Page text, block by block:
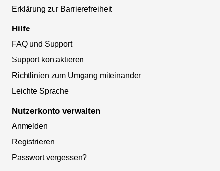
Erklärung zur Barrierefreiheit
Hilfe
FAQ und Support
Support kontaktieren
Richtlinien zum Umgang miteinander
Leichte Sprache
Nutzerkonto verwalten
Anmelden
Registrieren
Passwort vergessen?